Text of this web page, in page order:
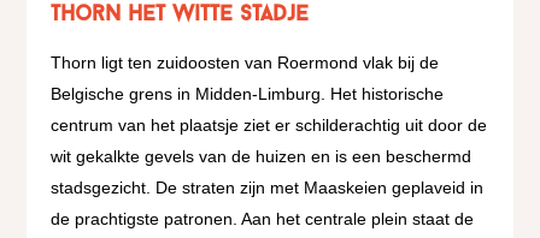
Thorn het witte stadje
Thorn ligt ten zuidoosten van Roermond vlak bij de
Belgische grens in Midden-Limburg. Het historische
centrum van het plaatsje ziet er schilderachtig uit door de
wit gekalkte gevels van de huizen en is een beschermd
stadsgezicht. De straten zijn met Maaskeien geplaveid in
de prachtigste patronen. Aan het centrale plein staat de